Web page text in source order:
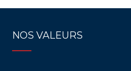
NOS VALEURS